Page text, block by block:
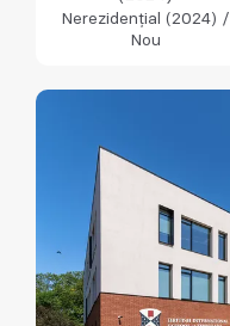
Nerezidențial (2024) /
Nou